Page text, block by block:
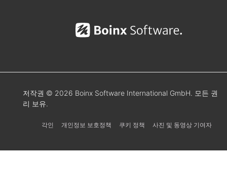
저작권 © 2026 Boinx Software International GmbH. 모든 권
리 보유.
각인 개인정보 보호정책 쿠키 정책 사진 및 동영상 기여자